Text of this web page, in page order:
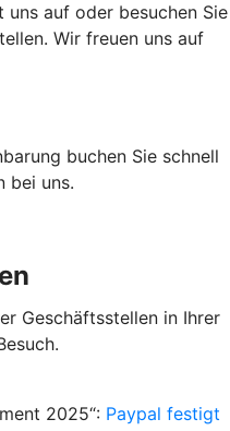
uns auf oder besuchen Sie
Wir freuen uns auf
buchen Sie schnell
bei uns.
Geschäftsstellen in Ihrer
2025“: Paypal festigt